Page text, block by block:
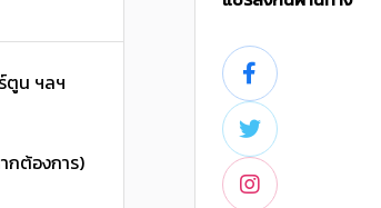
ตูน ฯลฯ
กต้องการ)